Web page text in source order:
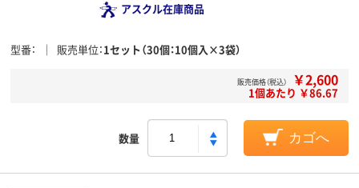
アスクル在庫商品
型番 販売単位 1セット（30個：10個入×3袋）
販売価格（税込） ￥2,600
1個あたり ￥86.67
数量 カゴへ